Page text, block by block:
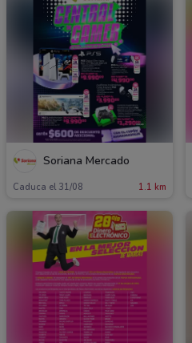
Soriana Mercado
Caduca el 31/08 1.1 km